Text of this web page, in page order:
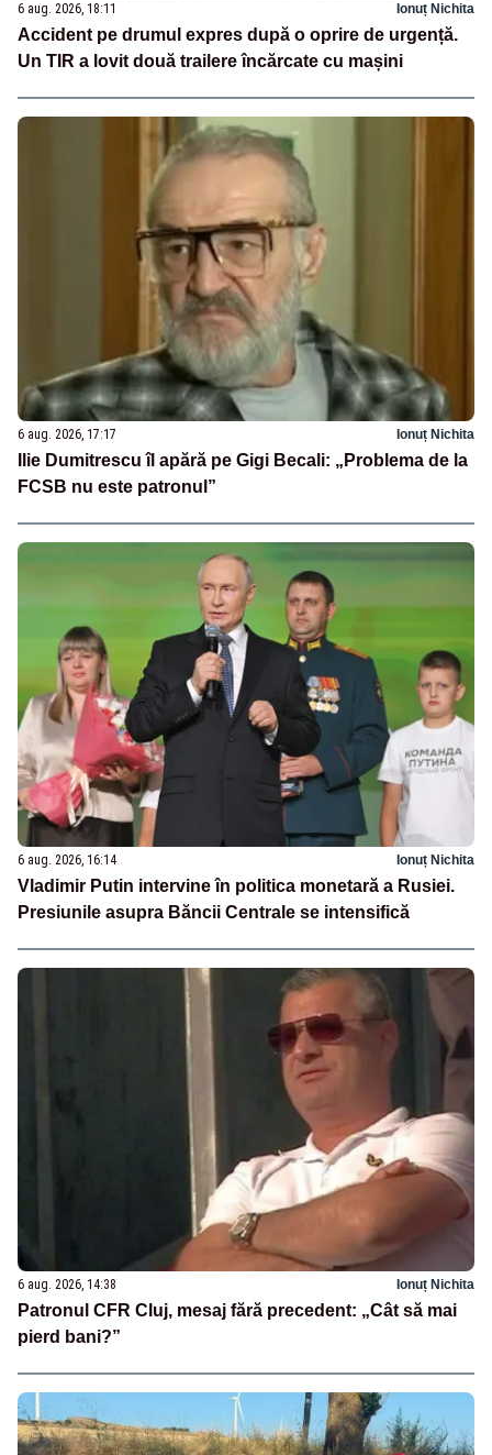
6 aug. 2026, 18:11 Ionuț Nichita
Accident pe drumul expres după o oprire de urgență.
Un TIR a lovit două trailere încărcate cu mașini
6 aug. 2026, 17:17 Ionuț Nichita
Ilie Dumitrescu îl apără pe Gigi Becali: „Problema de la
FCSB nu este patronul”
6 aug. 2026, 16:14 Ionuț Nichita
Vladimir Putin intervine în politica monetară a Rusiei.
Presiunile asupra Băncii Centrale se intensifică
6 aug. 2026, 14:38 Ionuț Nichita
Patronul CFR Cluj, mesaj fără precedent: „Cât să mai
pierd bani?”